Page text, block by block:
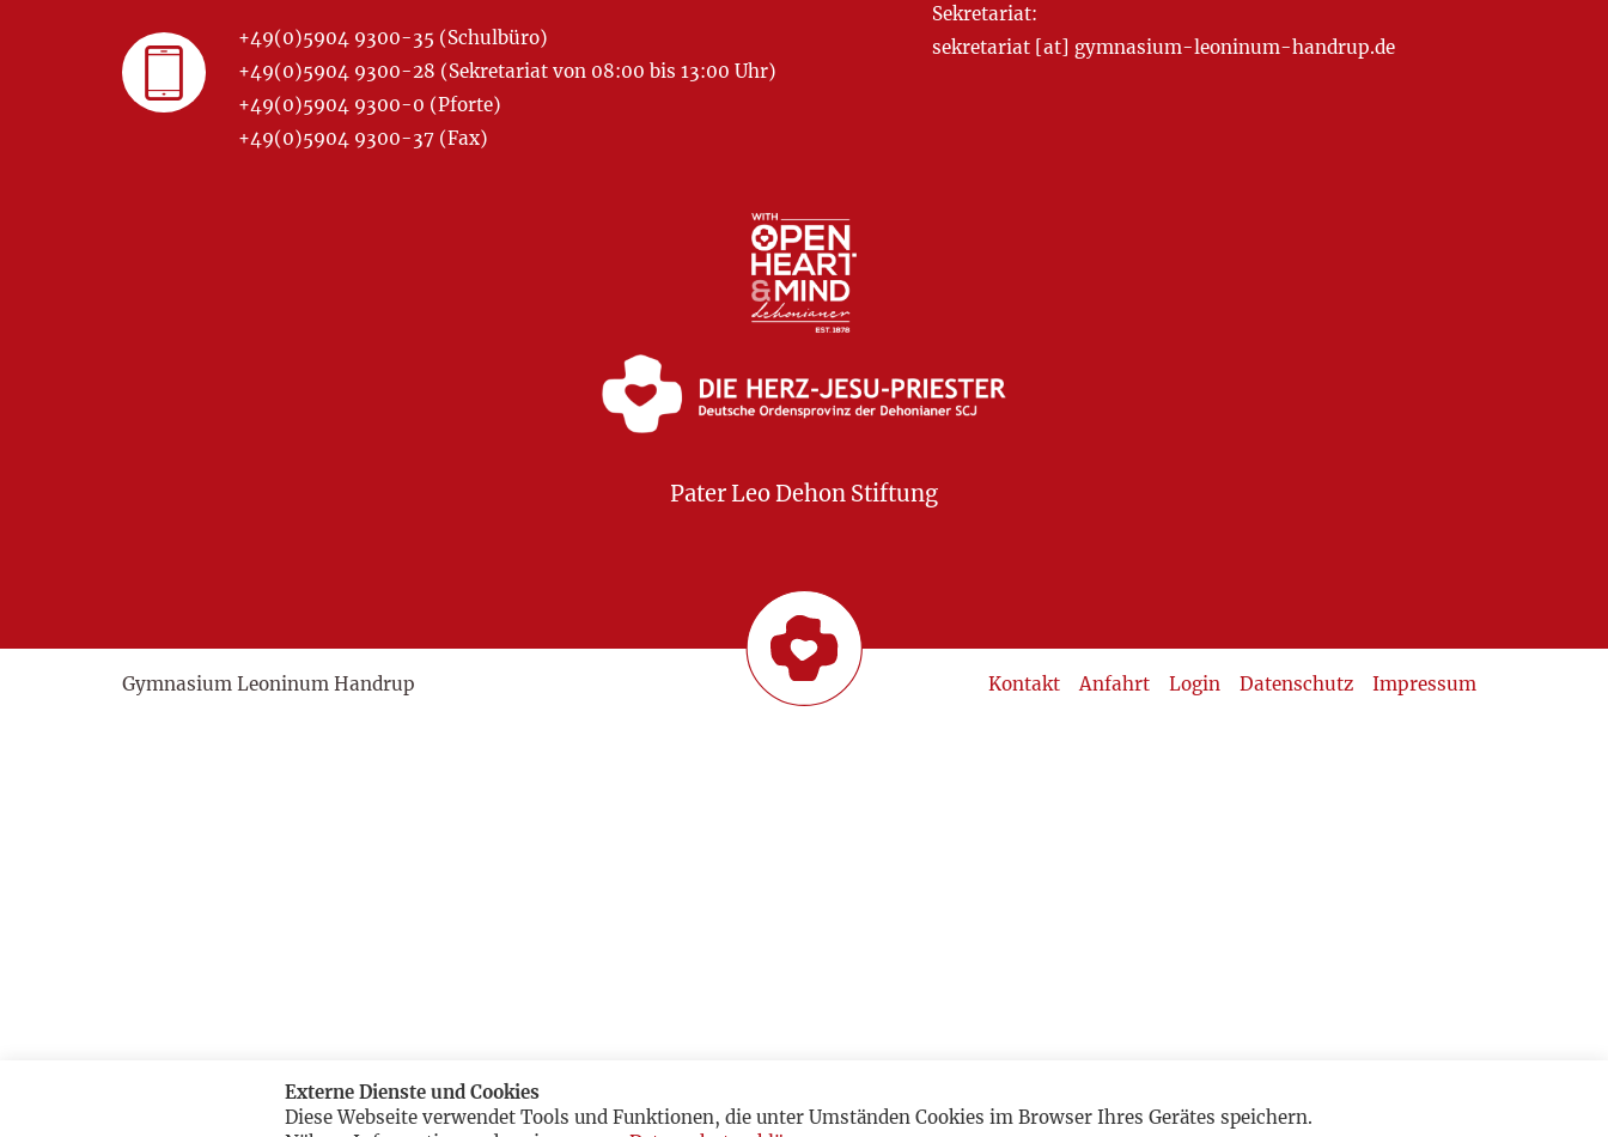
+49(0)5904 9300-35 (Schulbüro)
+49(0)5904 9300-28 (Sekretariat von 08:00 bis 13:00 Uhr)
+49(0)5904 9300-0 (Pforte)
+49(0)5904 9300-37 (Fax)
Sekretariat:
sekretariat [at] gymnasium-leoninum-handrup.de
Pater Leo Dehon Stiftung
Kontakt Anfahrt Login Datenschutz Impressum
Gymnasium Leoninum Handrup
Externe Dienste und Cookies
Diese Webseite verwendet Tools und Funktionen, die unter Umständen Cookies im Browser Ihres Gerätes speichern.